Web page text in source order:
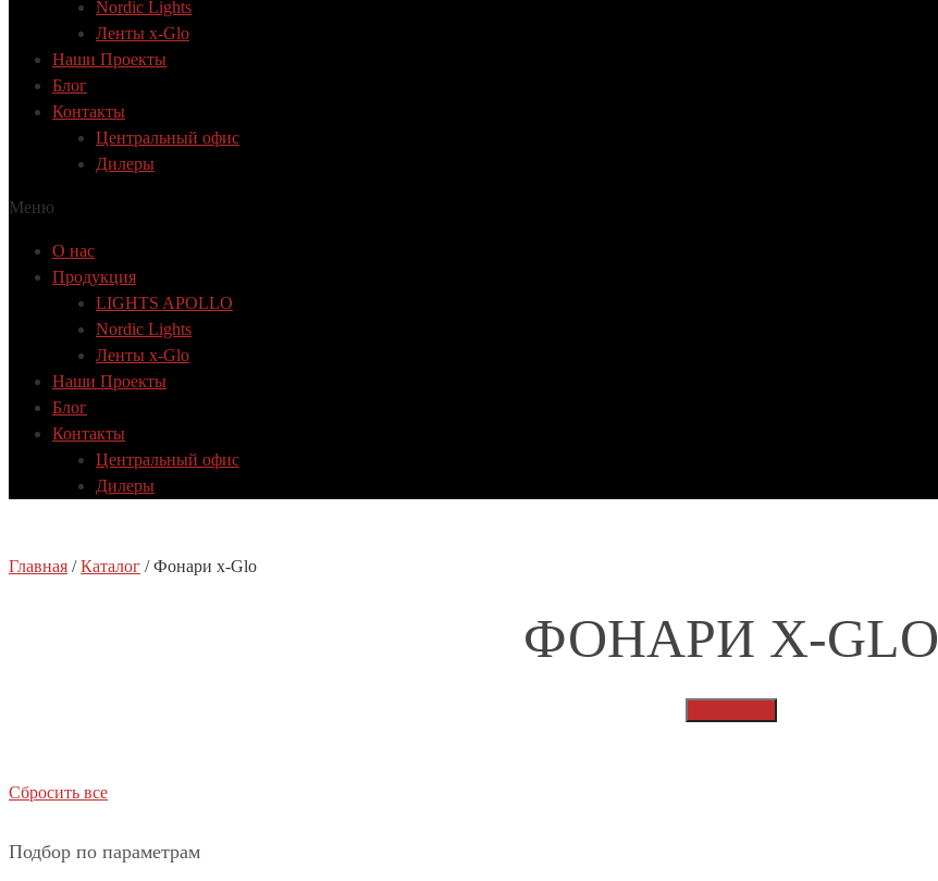
Nordic Lights
Ленты x-Glo
Наши Проекты
Блог
Контакты
Центральный офис
Дилеры
Меню
О нас
Продукция
LIGHTS APOLLO
Nordic Lights
Ленты x-Glo
Наши Проекты
Блог
Контакты
Центральный офис
Дилеры
Главная / Каталог / Фонари x-Glo
ФОНАРИ X-GLO
Сбросить все
Подбор по параметрам